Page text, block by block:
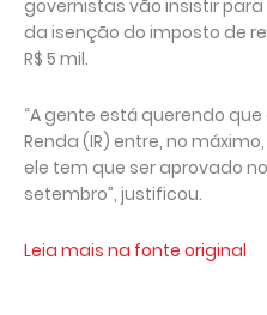
governistas vão insistir
da isenção do imposto de
R$ 5 mil.
“A gente está querendo
Renda (IR) entre, no
ele tem que ser aprovado
setembro”, justificou.
Leia mais na fonte original